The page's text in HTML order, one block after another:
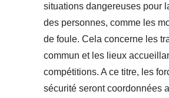
situations dangereuses pour
des personnes, comme les
de foule. Cela concerne les
commun et les lieux
compétitions. A ce titre, les
sécurité seront coordonnées